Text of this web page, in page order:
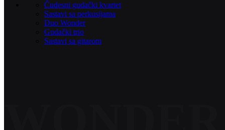
Čudesni gudački kvartet
Sastavi sa perkusijama
Duo Wonder
Gudački trio
Sastavi sa gitarom